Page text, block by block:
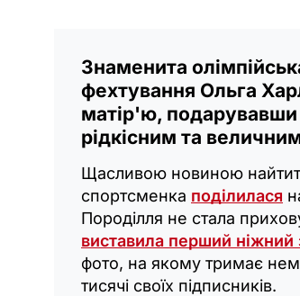
Знаменита
фехтування Ольга
матір'ю, подарувавши
рідкісним та
Щасливою новиною
спортсменка поділилася
Породілля не стала
виставила перший ніжний
фото, на якому тримає
тисячі своїх підписників.